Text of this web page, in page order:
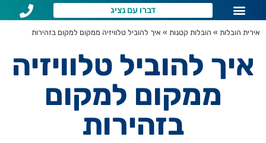
דברו עם נציג
אירית הובלות » הובלות קטנות » איך להוביל טלוויזיה ממקום למקום בזהירות
איך להוביל טלוויזיה
ממקום למקום
בזהירות